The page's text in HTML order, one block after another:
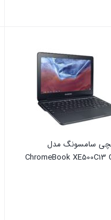
11 اینچی سامسونگ مدل
ChromeBook XE500C13